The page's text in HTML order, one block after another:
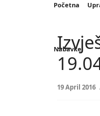
Početna
Nabavke
19 April 2016